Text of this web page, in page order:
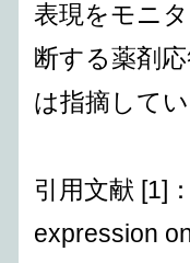
表現をモニ
断する薬剤
は指摘して
引用文献 [1]
expression